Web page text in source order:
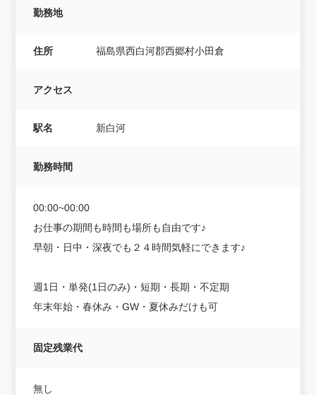
勤務地
住所 福島県西白河郡西郷村小田倉
アクセス
駅名 新白河
勤務時間
00:00~00:00
お仕事の期間も時間も場所も自由です♪
早朝・日中・深夜でも２４時間気軽にできます♪
週1日・単発(1日のみ)・短期・長期・不定期
年末年始・春休み・GW・夏休みだけも可
固定残業代
無し